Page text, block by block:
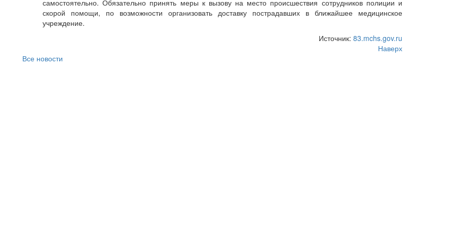
самостоятельно. Обязательно принять меры к вызову на место происшествия сотрудников полиции и
скорой помощи, по возможности организовать доставку пострадавших в ближайшее медицинское
учреждение.
Источник: 83.mchs.gov.ru
Наверх
Все новости